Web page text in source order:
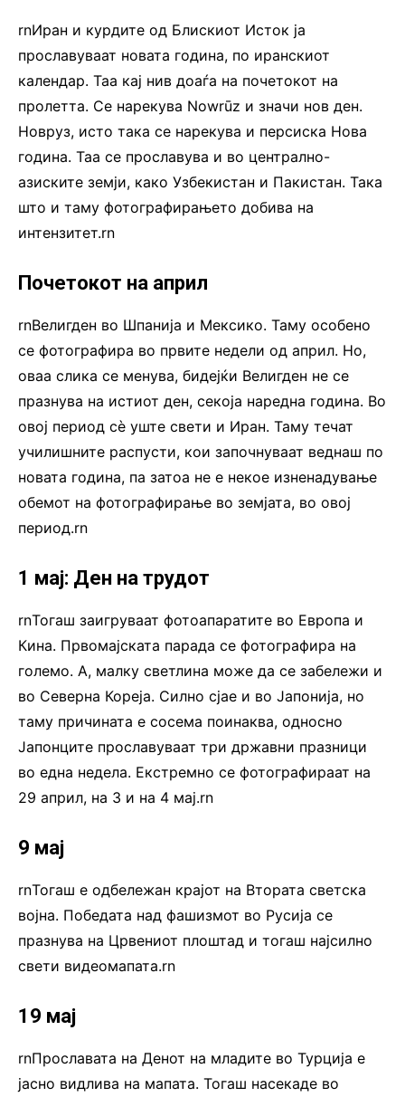
rnИран и курдите од Блискиот Исток ја
прославуваат новата година, по иранскиот
календар. Таа кај нив доаѓа на почетокот на
пролетта. Се нарекува Nowrūz и значи нов ден.
Новруз, исто така се нарекува и персиска Нова
година. Таа се прославува и во централно-
азиските земји, како Узбекистан и Пакистан. Така
што и таму фотографирањето добива на
интензитет.rn
Почетокот на април
rnВелигден во Шпанија и Мексико. Таму особено
се фотографира во првите недели од април. Но,
оваа слика се менува, бидејќи Велигден не се
празнува на истиот ден, секоја наредна година. Во
овој период сè уште свети и Иран. Таму течат
училишните распусти, кои започнуваат веднаш по
новата година, па затоа не е некое изненадување
обемот на фотографирање во земјата, во овој
период.rn
1 мај: Ден на трудот
rnТогаш заигруваат фотоапаратите во Европа и
Кина. Првомајската парада се фотографира на
големо. А, малку светлина може да се забележи и
во Северна Кореја. Силно сјае и во Јапонија, но
таму причината е сосема поинаква, односно
Јапонците прославуваат три државни празници
во една недела. Екстремно се фотографираат на
29 април, на 3 и на 4 мај.rn
9 мај
rnТогаш е одбележан крајот на Втората светска
војна. Победата над фашизмот во Русија се
празнува на Црвениот плоштад и тогаш најсилно
свети видеомапата.rn
19 мај
rnПрославата на Денот на младите во Турција е
јасно видлива на мапата. Тогаш насекаде во